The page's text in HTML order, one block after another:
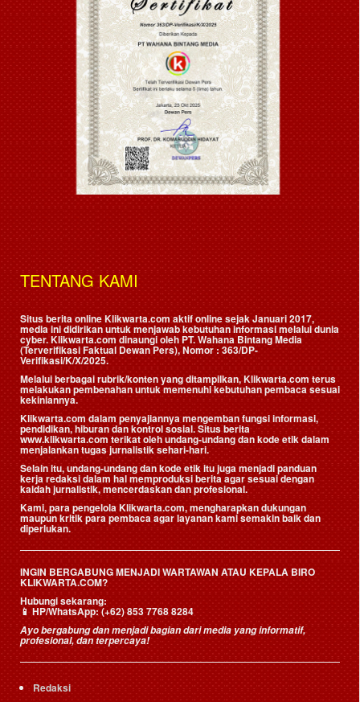
TENTANG KAMI
Situs berita online Klikwarta.com aktif online sejak Januari 2017,
media ini didirikan untuk menjawab kebutuhan informasi melalui dunia
cyber. Klikwarta.com dinaungi oleh PT. Wahana Bintang Media
(Terverifikasi Faktual Dewan Pers), Nomor : 363/DP-
Verifikasi/K/X/2025.
Melalui berbagai rubrik/konten yang ditampilkan, Klikwarta.com terus
melakukan pembenahan untuk memenuhi kebutuhan pembaca sesuai
kekiniannya.
Klikwarta.com dalam penyajiannya mengemban fungsi informasi,
pendidikan, hiburan dan kontrol sosial. Situs berita
www.klikwarta.com terikat oleh undang-undang dan kode etik dalam
menjalankan tugas jurnalistik sehari-hari.
Selain itu, undang-undang dan kode etik itu juga menjadi panduan
kerja redaksi dalam hal memproduksi berita agar sesuai dengan
kaidah jurnalistik, mencerdaskan dan profesional.
Kami, para pengelola Klikwarta.com, mengharapkan dukungan
maupun kritik para pembaca agar layanan kami semakin baik dan
diperlukan.
INGIN BERGABUNG MENJADI WARTAWAN ATAU KEPALA BIRO
KLIKWARTA.COM?
Hubungi sekarang:
📱HP/WhatsApp:(+62) 853 7768 8284
Ayo bergabung dan menjadi bagian dari media yang informatif,
profesional, dan terpercaya!
Redaksi